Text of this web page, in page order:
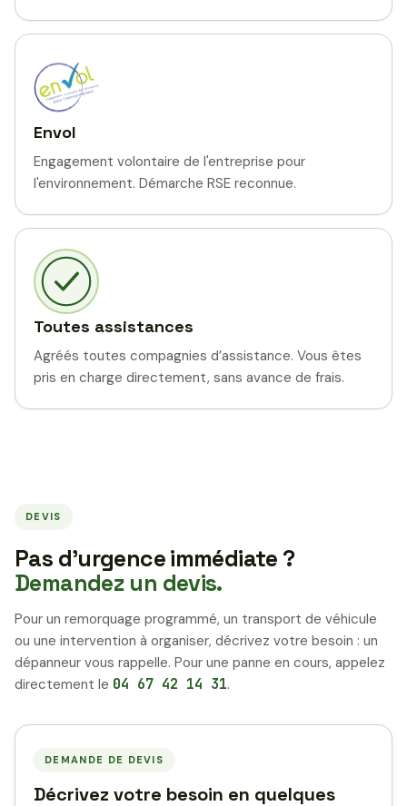
Envol
Engagement volontaire de l'entreprise pour
l'environnement. Démarche RSE reconnue.
Toutes assistances
Agréés toutes compagnies d’assistance. Vous êtes
pris en charge directement, sans avance de frais.
DEVIS
Pas d’urgence immédiate ?
Demandez un devis.
Pour un remorquage programmé, un transport de véhicule
ou une intervention à organiser, décrivez votre besoin : un
dépanneur vous rappelle. Pour une panne en cours, appelez
directement le 04 67 42 14 31.
DEMANDE DE DEVIS
Décrivez votre besoin en quelques